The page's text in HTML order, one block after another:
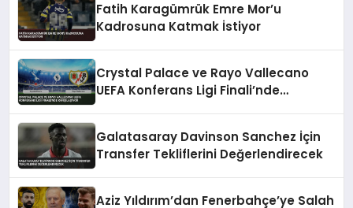
Fatih Karagümrük Emre Mor’u
Kadrosuna Katmak İstiyor
Crystal Palace ve Rayo Vallecano
UEFA Konferans Ligi Finali’nde
Galatasaray Davinson Sanchez İçin
Transfer Tekliflerini Değerlendirecek
Aziz Yıldırım’dan Fenerbahçe’ye Salah